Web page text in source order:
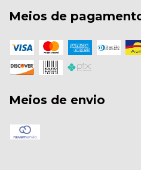
Meios de
Meios de envio